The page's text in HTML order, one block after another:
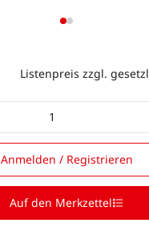
Listenpreis zzgl.
Anmelden / Registrieren
Auf den Merkzettel